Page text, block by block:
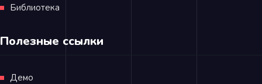
Библиотека
Полезные ссылки
Демо